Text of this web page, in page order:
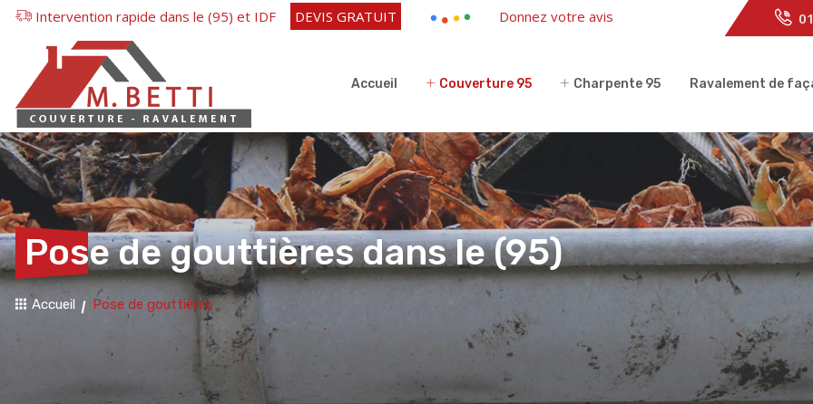
Intervention rapide dans le (95) et IDF DEVIS GRATUIT Donnez votre avis
Accueil Couverture 95 Charpente 95 Ravalement de
Pose de gouttières dans le (95)
Accueil Pose de gouttières